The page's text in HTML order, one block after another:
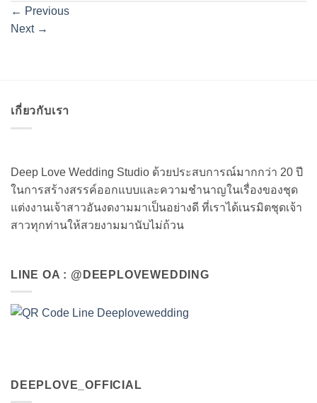
← Previous
Next →
เกี่ยวกับเรา
Deep Love Wedding Studio ด้วยประสบการณ์มากกว่า 20 ปี
ในการสร้างสรรค์ออกแบบและความชำนาญในเรื่องของชุด
แต่งงานเจ้าสาวอันงดงามมาเป็นอย่างดี ที่เราได้เนรมิตชุดเจ้า
สาวทุกท่านให้สวยงามมานับไม่ถ้วน
LINE OA : @DEEPLOVEWEDDING
DEEPLOVE_OFFICIAL